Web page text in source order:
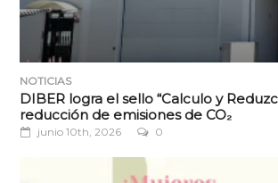
NOTICIAS
DIBER logra el sello “Calculo y
reducción de emisiones de CO₂
junio 10th, 2026 0